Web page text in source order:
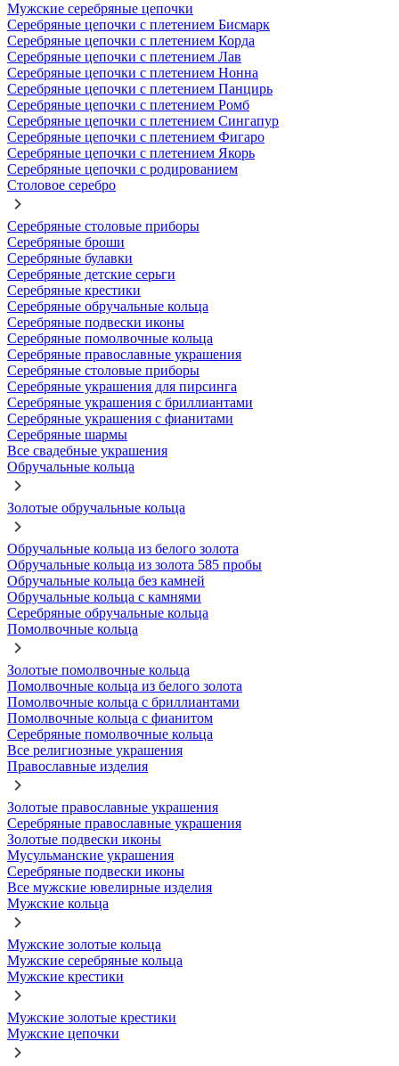
Мужские серебряные цепочки
Серебряные цепочки с плетением Бисмарк
Серебряные цепочки с плетением Корда
Серебряные цепочки с плетением Лав
Серебряные цепочки с плетением Нонна
Серебряные цепочки с плетением Панцирь
Серебряные цепочки с плетением Ромб
Серебряные цепочки с плетением Сингапур
Серебряные цепочки с плетением Фигаро
Серебряные цепочки с плетением Якорь
Серебряные цепочки с родированием
Столовое серебро
Серебряные столовые приборы
Серебряные броши
Серебряные булавки
Серебряные детские серьги
Серебряные крестики
Серебряные обручальные кольца
Серебряные подвески иконы
Серебряные помолвочные кольца
Серебряные православные украшения
Серебряные столовые приборы
Серебряные украшения для пирсинга
Серебряные украшения с бриллиантами
Серебряные украшения с фианитами
Серебряные шармы
Все свадебные украшения
Обручальные кольца
Золотые обручальные кольца
Обручальные кольца из белого золота
Обручальные кольца из золота 585 пробы
Обручальные кольца без камней
Обручальные кольца с камнями
Серебряные обручальные кольца
Помолвочные кольца
Золотые помолвочные кольца
Помолвочные кольца из белого золота
Помолвочные кольца с бриллиантами
Помолвочные кольца с фианитом
Серебряные помолвочные кольца
Все религиозные украшения
Православные изделия
Золотые православные украшения
Серебряные православные украшения
Золотые подвески иконы
Мусульманские украшения
Серебряные подвески иконы
Все мужские ювелирные изделия
Мужские кольца
Мужские золотые кольца
Мужские серебряные кольца
Мужские крестики
Мужские золотые крестики
Мужские цепочки